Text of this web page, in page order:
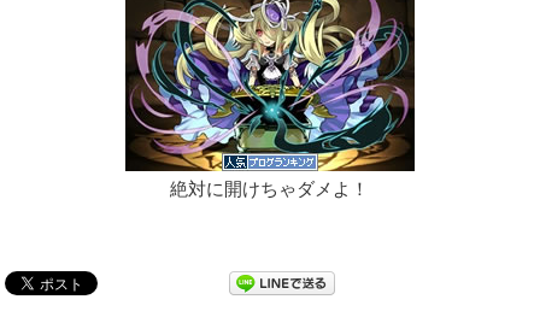
絶対に開けちゃダメよ！